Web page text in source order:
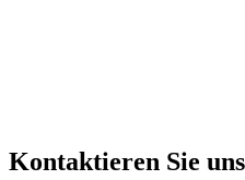
Kontaktieren Sie uns